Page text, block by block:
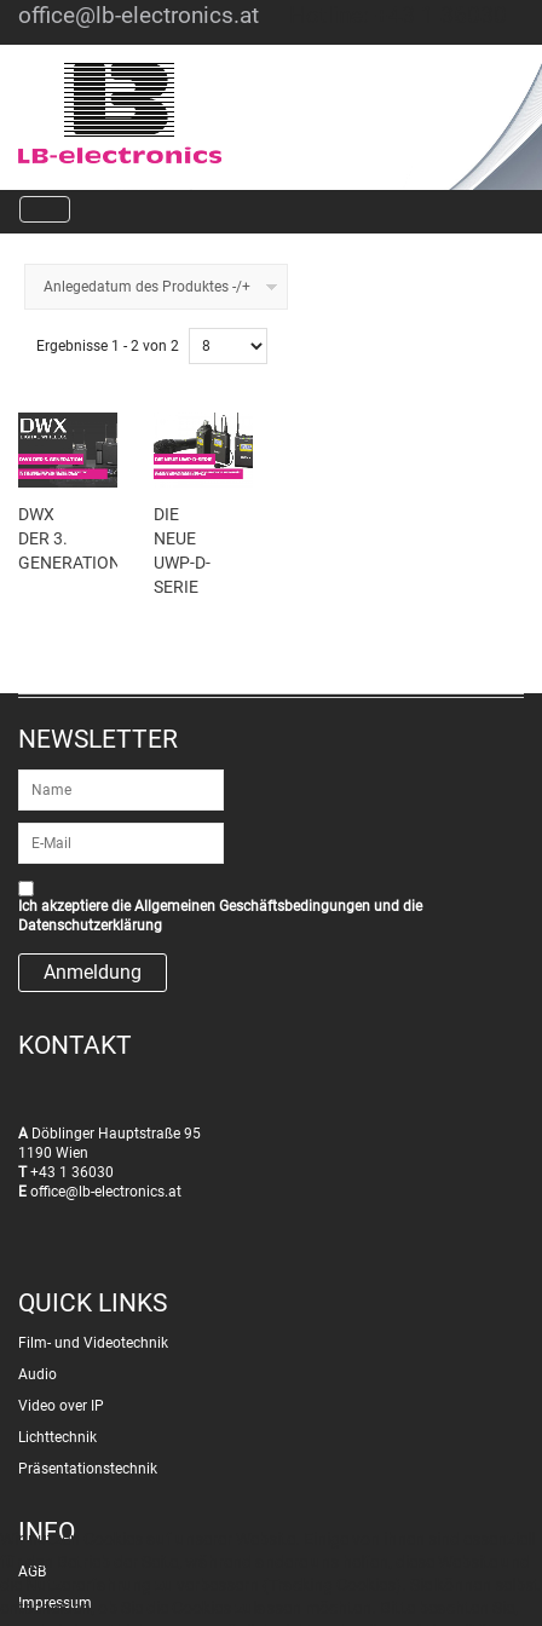
office@lb-electronics.at
Anlegedatum des Produktes -/+
Ergebnisse 1 - 2 von 2
DWX
DER 3.
GENERATION
DIE
NEUE
UWP-D-
SERIE
NEWSLETTER
Ich akzeptiere dieAllgemeinen Geschäftsbedingungen und die
Datenschutzerklärung
KONTAKT
A Döblinger Hauptstraße 95
1190 Wien
T+43 1 36030
E office@lb-electronics.at
QUICK LINKS
Film- und Videotechnik
Audio
Video over IP
Lichttechnik
Präsentationstechnik
INFO
AGB
Impressum
Wir nutzen Cookies auf unserer Website. Einige von ihnen sind essenziell
für den Betrieb der Seite, während andere uns helfen, diese Website und
entscheiden, ob Sie die Cookies zulassen möchten. Bitte beachten Sie,